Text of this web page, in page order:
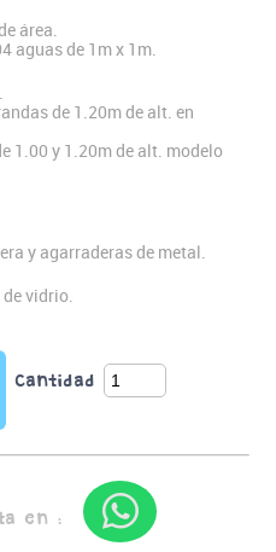
área.
aguas de 1m x 1m.
de 1.20m de alt. en
1.00 y 1.20m de alt. modelo
y agarraderas de metal.
vidrio.
Cantidad
en :